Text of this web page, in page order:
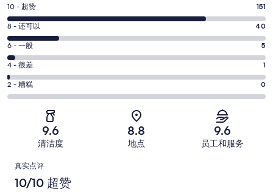
10
分
-
超
赞。
151
条
好
条
点
10 - 超赞 151
8
分
-
还
可
以。
有
197
8 - 还可以 40
6
分
-
一
般。
共
有
6 - 一般 5
4
分
-
评，
共
4 - 很差 1
2
分
条
好
2 - 糟糕 0
9.6
清洁度
8.8
地点
9.6
员工和服务
点
评
真实点评
10/10 超赞